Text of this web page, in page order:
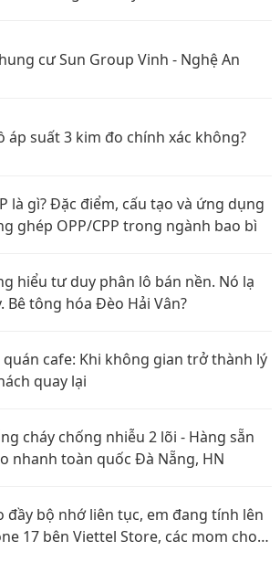
cư Sun Group Vinh - Nghệ An
áp suất 3 kim đo chính xác không?
là gì? Đặc điểm, cấu tạo và ứng dụng
ghép OPP/CPP trong ngành bao bì
hiểu tư duy phân lô bán nền. Nó lạ
Bê tông hóa Đèo Hải Vân?
quán cafe: Khi không gian trở thành lý
quay lại
cháy chống nhiễu 2 lõi - Hàng sẵn
nhanh toàn quốc Đà Nẵng, HN
đầy bộ nhớ liên tục, em đang tính lên
17 bên Viettel Store, các mom cho